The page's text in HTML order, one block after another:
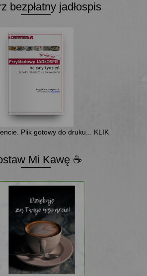
bezpłatny jadłospis
Plik gotowy do druku... KLIK
Mi Kawę ☕